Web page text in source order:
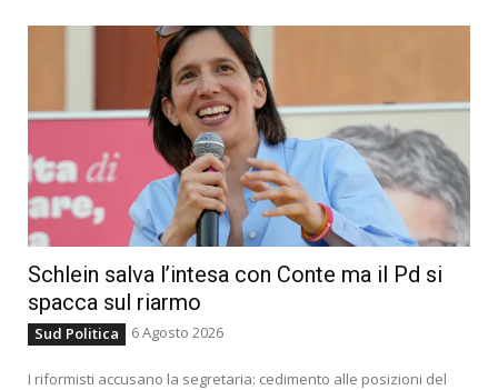
Schlein salva l’intesa con Conte ma il Pd si
spacca sul riarmo
Sud Politica 6 Agosto 2026
I riformisti accusano la segretaria: cedimento alle posizioni del